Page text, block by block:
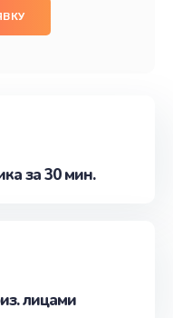
за 30 мин.
лицами